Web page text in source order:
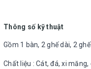
Thông số kỹ thuật
Gồm 1 bàn, 2 ghế dài, 2
Chất liệu : Cát, đá, xi